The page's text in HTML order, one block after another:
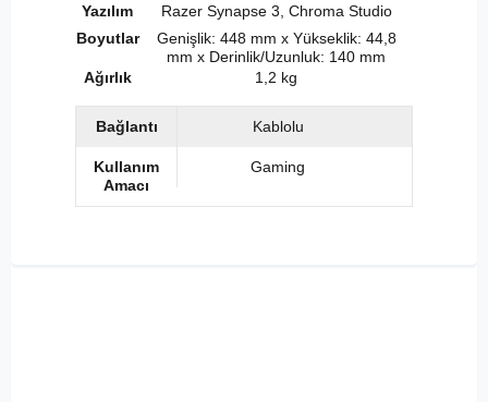
Yazılım
Razer Synapse 3, Chroma Studio
Boyutlar
Genişlik: 448 mm x Yükseklik: 44,8
mm x Derinlik/Uzunluk: 140 mm
Ağırlık
1,2 kg
Bağlantı Kablolu
Kullanım
Amacı
Gaming